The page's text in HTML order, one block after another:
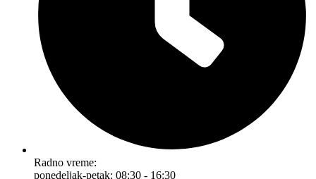
Radno vreme:
ponedeljak-petak: 08:30 - 16:30